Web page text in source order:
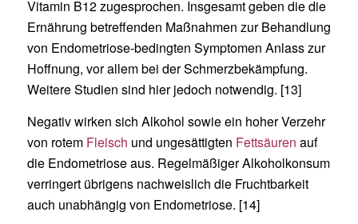
Vitamin B12 zugesprochen. Insgesamt geben die die
Ernährung betreffenden Maßnahmen zur Behandlung
von Endometriose-bedingten Symptomen Anlass zur
Hoffnung, vor allem bei der Schmerzbekämpfung.
Weitere Studien sind hier jedoch notwendig. [13]
Negativ wirken sich Alkohol sowie ein hoher Verzehr
von rotem Fleisch und ungesättigten Fettsäuren auf
die Endometriose aus. Regelmäßiger Alkoholkonsum
verringert übrigens nachweislich die Fruchtbarkeit
auch unabhängig von Endometriose. [14]